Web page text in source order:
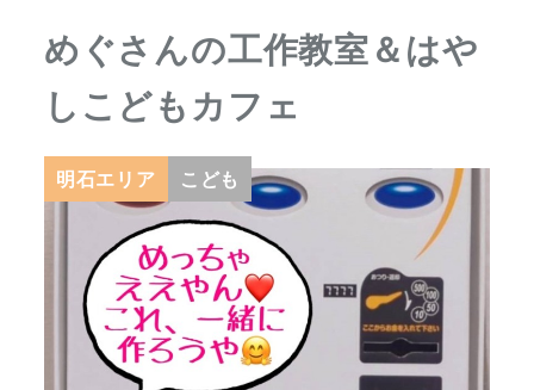
めぐさんの工作教室＆はや
しこどもカフェ
明石エリア こども